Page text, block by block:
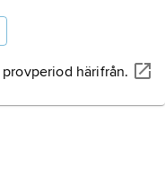
härifrån.